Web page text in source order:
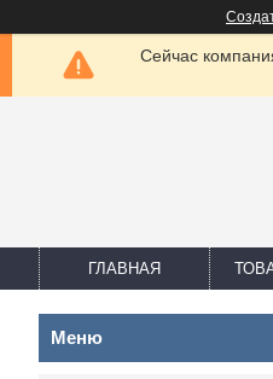
Сейчас
ГЛАВНАЯ